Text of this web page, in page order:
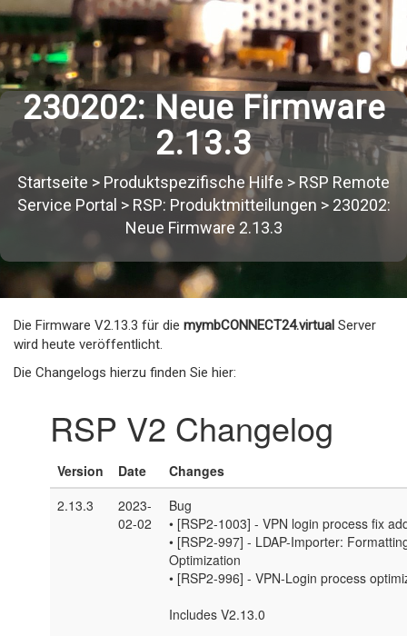
230202: Neue Firmware
2.13.3
Startseite > Produktspezifische Hilfe > RSP Remote
Service Portal > RSP: Produktmitteilungen > 230202:
Neue Firmware 2.13.3
Die Firmware V2.13.3 für die mymbCONNECT24.virtual Server
wird heute veröffentlicht.
Die Changelogs hierzu finden Sie hier: